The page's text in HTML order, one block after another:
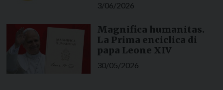
3/06/2026
Magnifica humanitas.
La Prima enciclica di
papa Leone XIV
30/05/2026